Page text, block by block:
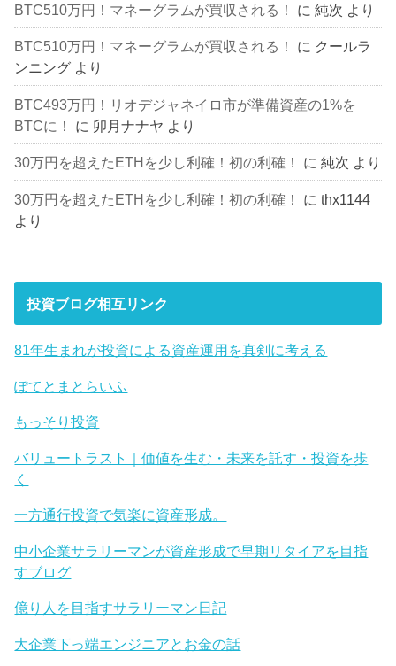
BTC510万円！マネーグラムが買収される！ に純次 より
BTC510万円！マネーグラムが買収される！ に クールラ
ンニング より
BTC493万円！リオデジャネイロ市が準備資産の1%を
BTCに！
に 卯月ナナヤ より
30万円を超えたETHを少し利確！初の利確！ に純次 より
30万円を超えたETHを少し利確！初の利確！ にthx1144
より
投資ブログ相互リンク
81年生まれが投資による資産運用を真剣に考える
ぽてとまとらいふ
もっそり投資
バリュートラスト｜価値を生む・未来を託す・投資を歩
く
一方通行投資で気楽に資産形成。
中小企業サラリーマンが資産形成で早期リタイアを目指
すブログ
億り人を目指すサラリーマン日記
大企業下っ端エンジニアとお金の話